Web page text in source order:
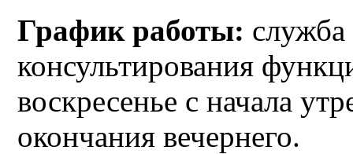
График работы: служба
консультирования
воскресенье с начала
окончания вечернего.